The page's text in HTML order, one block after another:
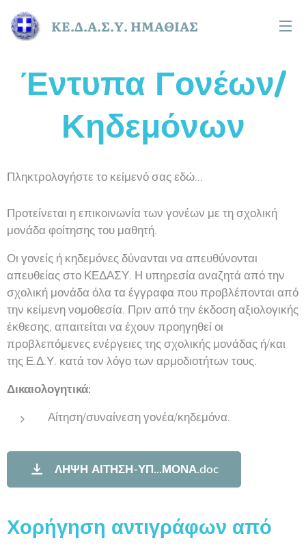
ΚΕ.Δ.Α.Σ.Υ. ΗΜΑΘΙΑΣ
Έντυπα Γονέων/
Κηδεμόνων
Πληκτρολογήστε το κείμενό σας εδώ...
Προτείνεται η επικοινωνία των γονέων με τη σχολική
μονάδα φοίτησης του μαθητή.
Οι γονείς ή κηδεμόνες δύνανται να απευθύνονται
απευθείας στο ΚΕΔΑΣΥ. Η υπηρεσία αναζητά από την
σχολική μονάδα όλα τα έγγραφα που προβλέπονται από
την κείμενη νομοθεσία. Πριν από την έκδοση αξιολογικής
έκθεσης, απαιτείται να έχουν προηγηθεί οι
προβλεπόμενες ενέργειες της σχολικής μονάδας ή/και
της Ε.Δ.Υ. κατά τον λόγο των αρμοδιοτήτων τους.
Δικαιολογητικά:
Αίτηση/συναίνεση γονέα/κηδεμόνα.
ΛΗΨΗ ΑΙΤΗΣΗ-ΥΠ...ΜΟΝΑ.doc
Χορήγηση αντιγράφων από